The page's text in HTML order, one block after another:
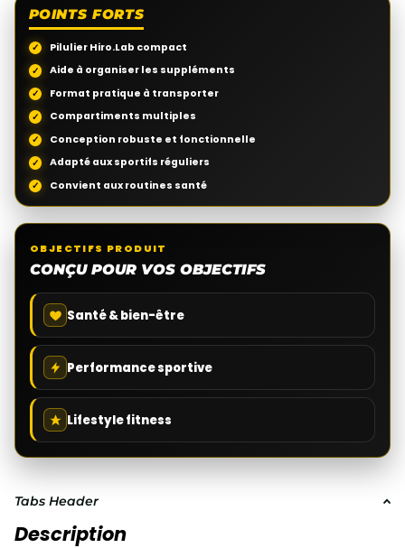
POINTS FORTS
Pilulier Hiro.Lab compact
Aide à organiser les suppléments
Format pratique à transporter
Compartiments multiples
Conception robuste et fonctionnelle
Adapté aux sportifs réguliers
Convient aux routines santé
OBJECTIFS PRODUIT
CONÇU POUR VOS OBJECTIFS
Santé & bien-être
Performance sportive
Lifestyle fitness
Tabs Header
Description